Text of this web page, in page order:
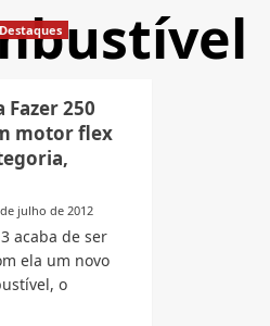
Destaques
Fazer 250
motor flex
julho de 2012
acaba de ser
ela um novo
o